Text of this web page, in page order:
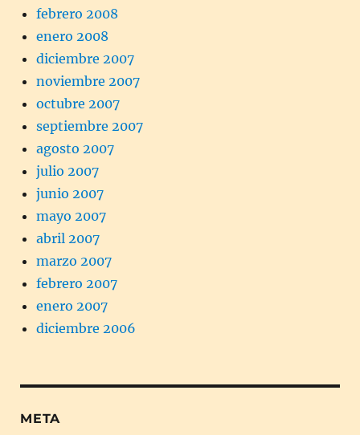
febrero 2008
enero 2008
diciembre 2007
noviembre 2007
octubre 2007
septiembre 2007
agosto 2007
julio 2007
junio 2007
mayo 2007
abril 2007
marzo 2007
febrero 2007
enero 2007
diciembre 2006
META